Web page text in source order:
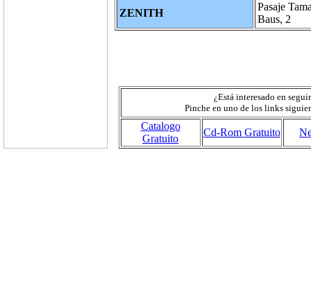
ZENITH
Pasaje
Baus, 2
¿Está interesado en
Pinche en uno de los links
Catalogo
Gratuito
Cd-Rom Gratuito